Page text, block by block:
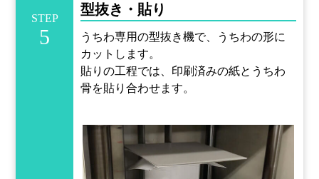
STEP
5
型抜き・貼り
うちわ専用の型抜き機で、うちわの形に
カットします。
貼りの工程では、印刷済みの紙とうちわ
骨を貼り合わせます。